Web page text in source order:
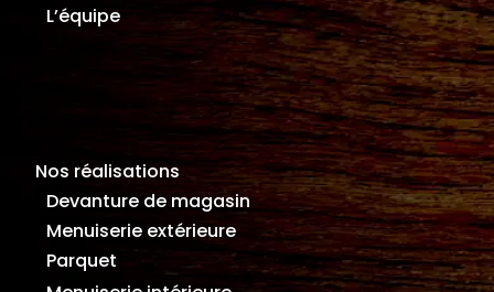
L’équipe
Nos réalisations
Devanture de magasin
Menuiserie extérieure
Parquet